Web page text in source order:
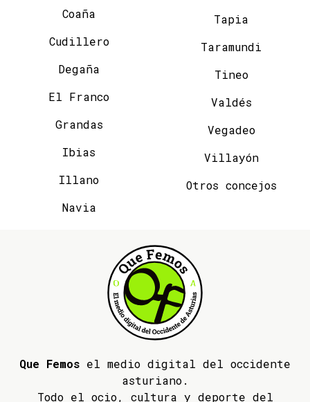
Coaña
Cudillero
Degaña
El Franco
Grandas
Ibias
Illano
Navia
Tapia
Taramundi
Tineo
Valdés
Vegadeo
Villayón
Otros concejos
Que Femos el medio digital del occidente
asturiano.
Todo el ocio, cultura y deporte del